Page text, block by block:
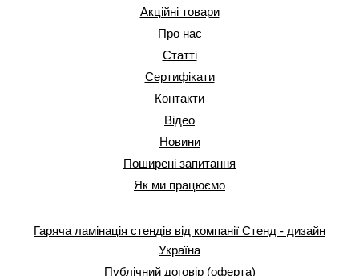
Акційні товари
Про нас
Статті
Сертифікати
Контакти
Відео
Новини
Поширені запитання
Як ми працюємо
Гаряча ламінація стендів від компанії Стенд - дизайн
Україна
Публічний договір (оферта)